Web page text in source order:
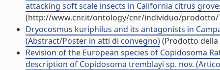
attacking soft scale insects in California citrus
(http://www.cnr.it/ontology/cnr/individuo/prodotto/
Dryocosmus kuriphilus and its antagonists in
(Abstract/Poster in atti di convegno)(Prodotto della
Revision of the European species of Copidosoma
description of Copidosoma tremblayi sp. nov.